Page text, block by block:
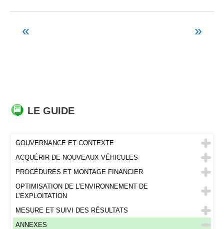
LE GUIDE
GOUVERNANCE ET CONTEXTE
ACQUÉRIR DE NOUVEAUX VÉHICULES
PROCÉDURES ET MONTAGE FINANCIER
OPTIMISATION DE L’ENVIRONNEMENT DE
L’EXPLOITATION
MESURE ET SUIVI DES RÉSULTATS
ANNEXES
Navigation
« »